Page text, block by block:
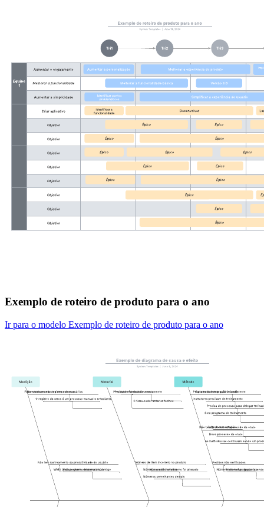
Exemplo de roteiro de produto para o ano
Ir para o modelo Exemplo de roteiro de produto para o ano